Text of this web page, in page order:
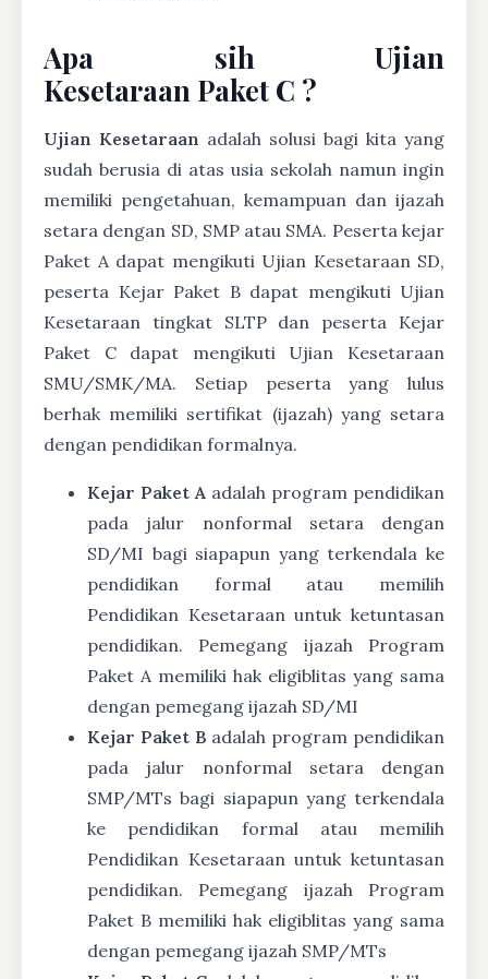
Apa sih Ujian
Kesetaraan Paket C ?
Ujian Kesetaraan adalah solusi bagi kita yang
sudah berusia di atas usia sekolah namun ingin
memiliki pengetahuan, kemampuan dan ijazah
setara dengan SD, SMP atau SMA. Peserta kejar
Paket A dapat mengikuti Ujian Kesetaraan SD,
peserta Kejar Paket B dapat mengikuti Ujian
Kesetaraan tingkat SLTP dan peserta Kejar
Paket C dapat mengikuti Ujian Kesetaraan
SMU/SMK/MA. Setiap peserta yang lulus
berhak memiliki sertifikat (ijazah) yang setara
dengan pendidikan formalnya.
Kejar Paket A adalah program pendidikan
pada jalur nonformal setara dengan
SD/MI bagi siapapun yang terkendala ke
pendidikan formal atau memilih
Pendidikan Kesetaraan untuk ketuntasan
pendidikan. Pemegang ijazah Program
Paket A memiliki hak eligiblitas yang sama
dengan pemegang ijazah SD/MI
Kejar Paket B adalah program pendidikan
pada jalur nonformal setara dengan
SMP/MTs bagi siapapun yang terkendala
ke pendidikan formal atau memilih
Pendidikan Kesetaraan untuk ketuntasan
pendidikan. Pemegang ijazah Program
Paket B memiliki hak eligiblitas yang sama
dengan pemegang ijazah SMP/MTs